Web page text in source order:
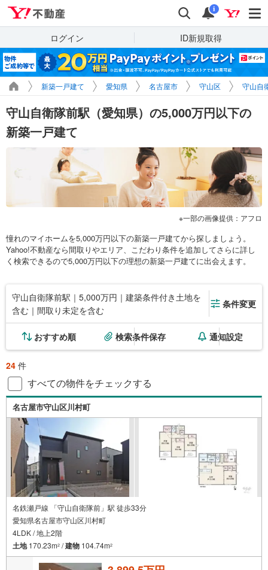
検索 通知
i
ログイン ID新規取得
新築一戸建て 愛知県 名古屋市 守山区 守山自
守山自衛隊前駅（愛知県）の5,000万円以下の
新築一戸建て
一部の画像提供：アフロ
憧れのマイホームを5,000万円以下の新築一戸建てから探しましょう。
Yahoo!不動産なら間取りやエリア、こだわり条件を追加してさらに詳し
く検索できるので5,000万円以下の理想の新築一戸建てに出会えます。
守山自衛隊前駅｜5,000万円｜建築条件付き土地を
含む｜間取り未定を含む
条件変更
おすすめ順 検索条件保存 通知設定
24 件
すべての物件をチェックする
名古屋市守山区川村町
名鉄瀬戸線 「守山自衛隊前」駅 徒歩33分
愛知県名古屋市守山区川村町
4LDK / 地上2階
土地170.23m2 /建物 104.74m2